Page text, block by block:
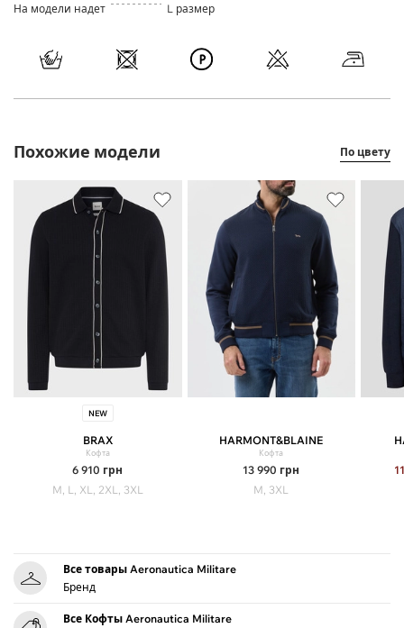
На модели надет
L размер
Похожие модели По цвету
NEW
BRAX
Кофта
6 910 грн
M, L, XL, 2XL, 3XL
HARMONT&BLAINE
Кофта
13 990 грн
M, 3XL
Все товары Aeronautica Militare
Бренд
Все Кофты Aeronautica Militare